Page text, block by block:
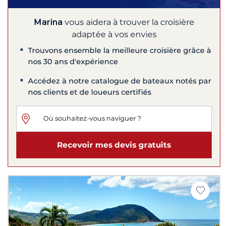
Marina vous aidera à trouver la croisière
adaptée à vos envies
Trouvons ensemble la meilleure croisière grâce à
nos 30 ans d'expérience
Accédez à notre catalogue de bateaux notés par
nos clients et de loueurs certifiés
Recevoir mes devis gratuits